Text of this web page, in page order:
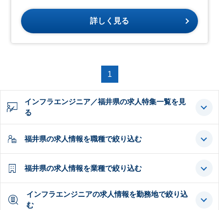
詳しく見る
1
インフラエンジニア／福井県の求人特集一覧を見
る
福井県の求人情報を職種で絞り込む
福井県の求人情報を業種で絞り込む
インフラエンジニアの求人情報を勤務地で絞り込
む